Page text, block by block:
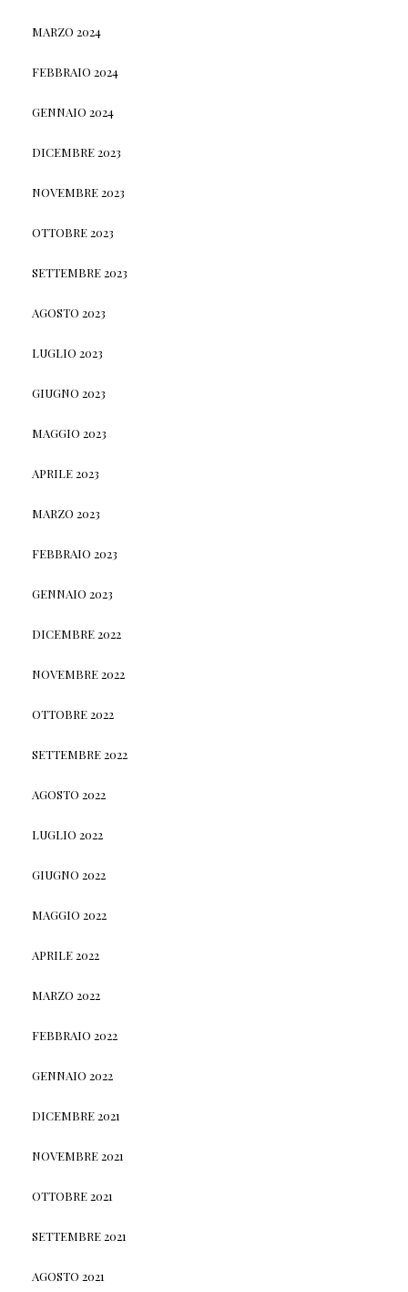
MARZO 2024
FEBBRAIO 2024
GENNAIO 2024
DICEMBRE 2023
NOVEMBRE 2023
OTTOBRE 2023
SETTEMBRE 2023
AGOSTO 2023
LUGLIO 2023
GIUGNO 2023
MAGGIO 2023
APRILE 2023
MARZO 2023
FEBBRAIO 2023
GENNAIO 2023
DICEMBRE 2022
NOVEMBRE 2022
OTTOBRE 2022
SETTEMBRE 2022
AGOSTO 2022
LUGLIO 2022
GIUGNO 2022
MAGGIO 2022
APRILE 2022
MARZO 2022
FEBBRAIO 2022
GENNAIO 2022
DICEMBRE 2021
NOVEMBRE 2021
OTTOBRE 2021
SETTEMBRE 2021
AGOSTO 2021